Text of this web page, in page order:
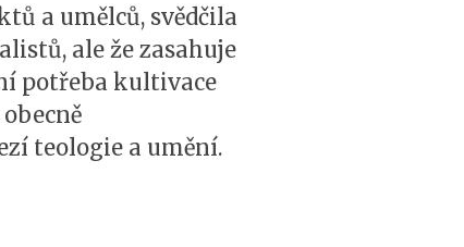
a umělců, svědčila
ale že zasahuje
potřeba kultivace
teologie a umění.